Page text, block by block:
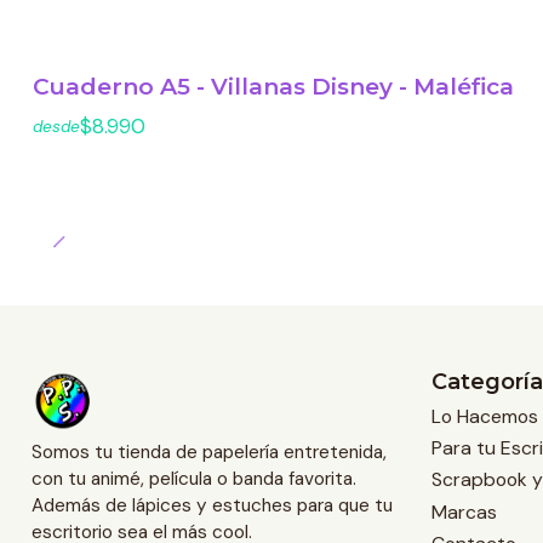
Cuaderno A5 - Villanas Disney - Maléfica
desde$8.990
Somos tu tienda de papelería entretenida,
con tu animé, película o banda favorita.
Además de lápices y estuches para que tu
escritorio sea el más cool.
Lo
Para tu
Scrapbook
Marcas